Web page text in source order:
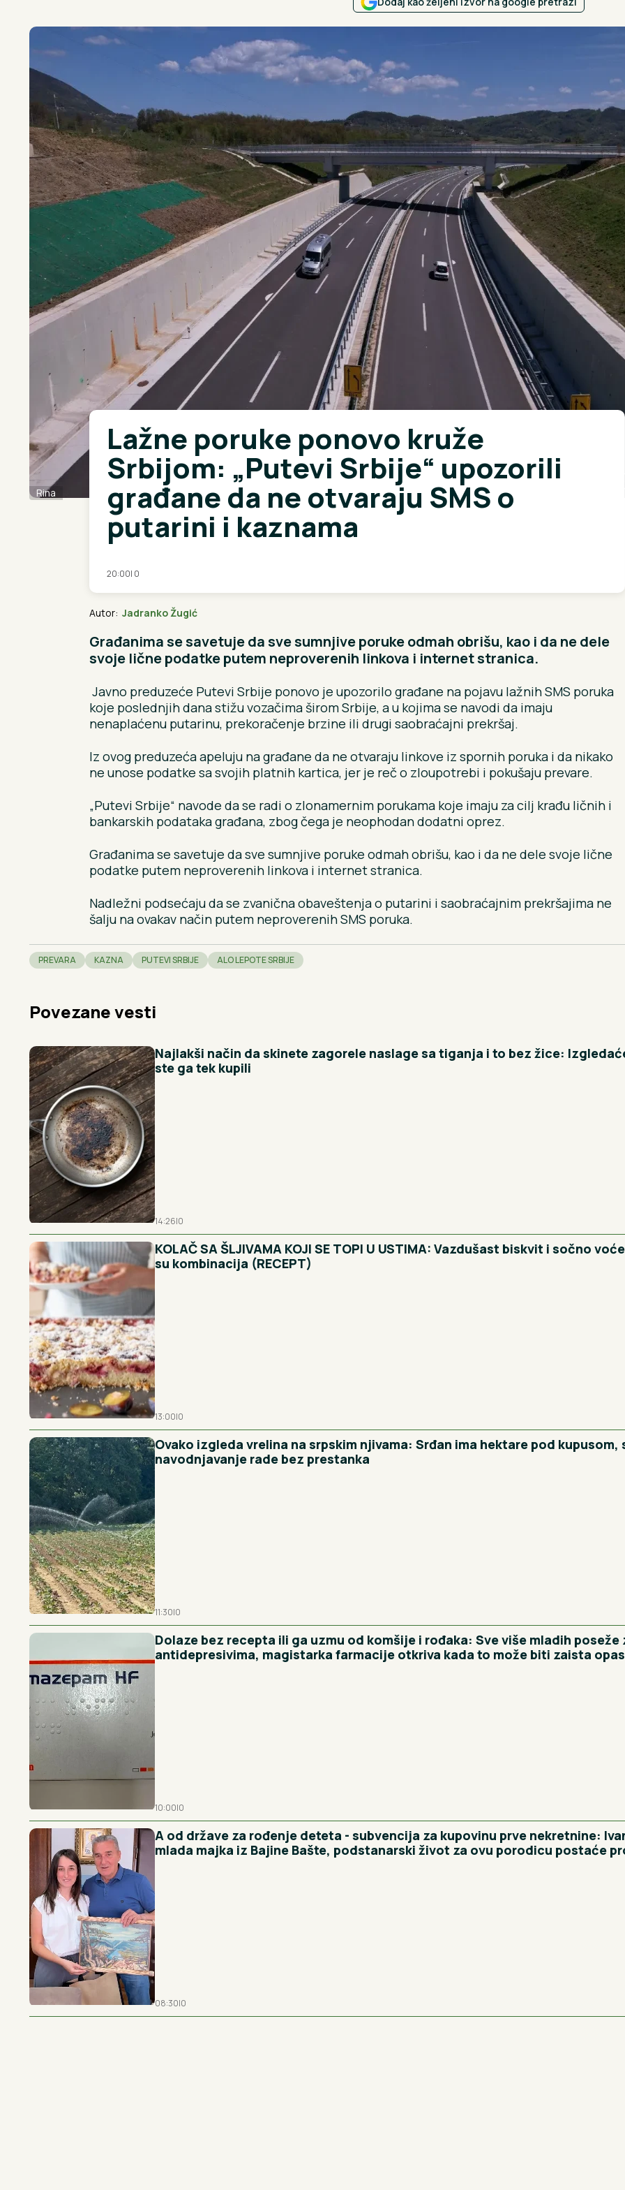
Rina
Lažne poruke ponovo kruže
Srbijom: „Putevi Srbije“ upozorili
građane da ne otvaraju SMS o
putarini i kaznama
20:00| 0
Autor: Jadranko Žugić
Građanima se savetuje da sve sumnjive poruke odmah obrišu, kao i da ne dele
svoje lične podatke putem neproverenih linkova i internet stranica.
Javno preduzeće Putevi Srbije ponovo je upozorilo građane na pojavu lažnih SMS poruka
koje poslednjih dana stižu vozačima širom Srbije, a u kojima se navodi da imaju
nenaplaćenu putarinu, prekoračenje brzine ili drugi saobraćajni prekršaj.
Iz ovog preduzeća apeluju na građane da ne otvaraju linkove iz spornih poruka i da nikako
ne unose podatke sa svojih platnih kartica, jer je reč o zloupotrebi i pokušaju prevare.
„Putevi Srbije“ navode da se radi o zlonamernim porukama koje imaju za cilj krađu ličnih i
bankarskih podataka građana, zbog čega je neophodan dodatni oprez.
Građanima se savetuje da sve sumnjive poruke odmah obrišu, kao i da ne dele svoje lične
podatke putem neproverenih linkova i internet stranica.
Nadležni podsećaju da se zvanična obaveštenja o putarini i saobraćajnim prekršajima ne
šalju na ovakav način putem neproverenih SMS poruka.
PREVARA KAZNA PUTEVI SRBIJE ALO LEPOTE SRBIJE
Povezane vesti
Najlakši način da skinete zagorele naslage sa tiganja i to bez žice:
ste ga tek kupili
14:26|0
KOLAČ SA ŠLJIVAMA KOJI SE TOPI U USTIMA: Vazdušast biskvit i sočno
su kombinacija (RECEPT)
13:00|0
Ovako izgleda vrelina na srpskim njivama: Srđan ima hektare pod kupusom,
navodnjavanje rade bez prestanka
11:30|0
Dolaze bez recepta ili ga uzmu od komšije i rođaka: Sve više mladih poseže
antidepresivima, magistarka farmacije otkriva kada to može biti zaista
10:00|0
A od države za rođenje deteta - subvencija za kupovinu prve nekretnine:
mlada majka iz Bajine Bašte, podstanarski život za ovu porodicu postaće
08:30|0